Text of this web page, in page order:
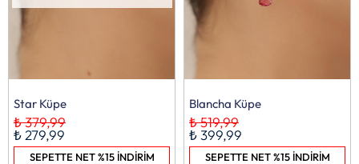
Star Küpe
₺ 279,99
₺ 379,99
SEPETTE NET %15 İNDİRİM
Blancha Küpe
₺ 399,99
₺ 519,99
SEPETTE NET %15 İNDİRİM